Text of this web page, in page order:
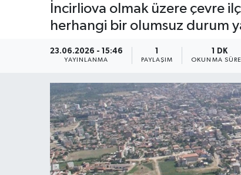
İncirliova olmak üzere çevre
herhangi bir olumsuz durum
23.06.2026 - 15:46
YAYINLANMA PAYLAŞIM
1 DK
OKUNMA
Eğitim
Tüm Manşetler